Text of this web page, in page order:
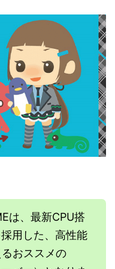
は、最新CPU搭
用した、高性能
おススメの